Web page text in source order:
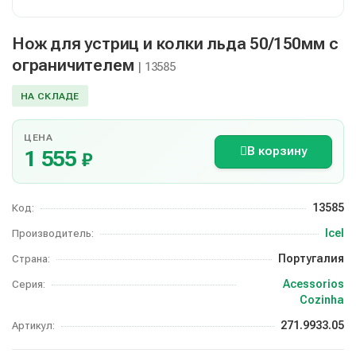
Нож для устриц и колки льда 50/150мм с
ограничителем | 13585
НА СКЛАДЕ
ЦЕНА
1 555 ₽ В корзину
Код: 13585
Производитель: Icel
Страна: Португалия
Серия:
Acessorios
Cozinha
Артикул: 271.9933.05